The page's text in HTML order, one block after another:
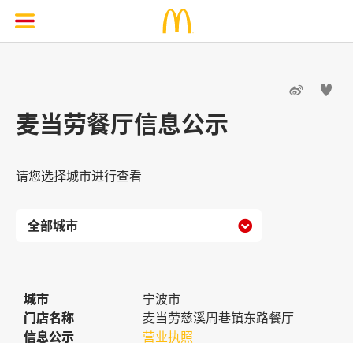
 
麦当劳餐厅信息公示
请您选择城市进行查看

城市
城市
宁波市
门店名称
门店名称
麦当劳慈溪周巷镇东路餐厅
信息公示
信息公示
营业执照